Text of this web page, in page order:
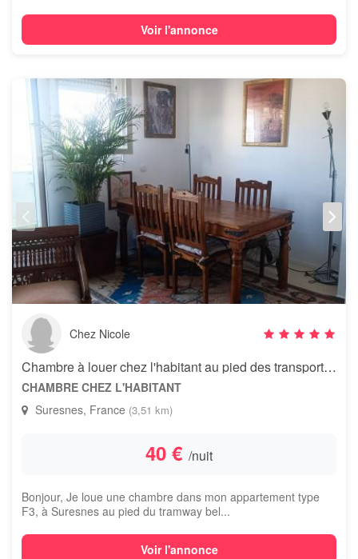
Voir l'annonce
Chez Nicole
Chambre à louer chez l'habitant au pied des transports en commun
CHAMBRE CHEZ L'HABITANT
Suresnes, France (3,51 km)
40 € /nuit
Bonjour, Je loue une chambre dans mon appartement type
F3, à Suresnes au pied du tramway bel...
Voir l'annonce